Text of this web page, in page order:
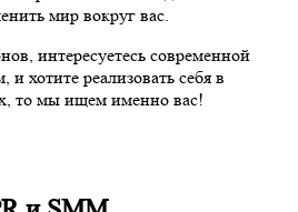
мир вокруг вас.
интересуетесь современной
хотите реализовать себя в
то мы ищем именно вас!